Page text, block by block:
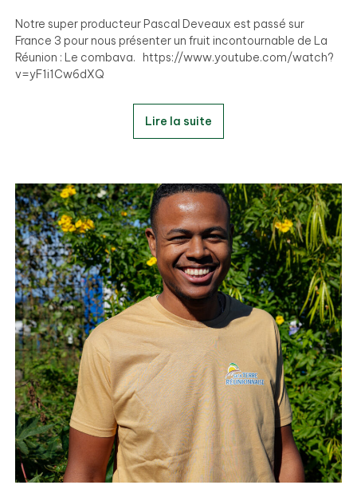
Notre super producteur Pascal Deveaux est passé sur
France 3 pour nous présenter un fruit incontournable de La
Réunion : Le combava. https://www.youtube.com/watch?
v=yF1i1Cw6dXQ
Lire la suite